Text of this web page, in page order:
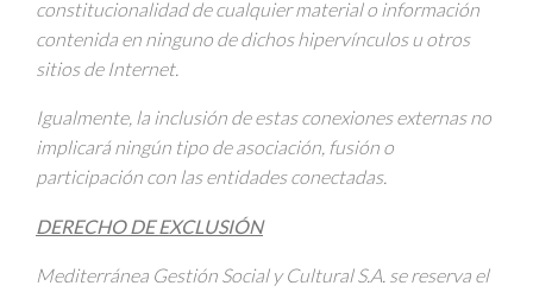
constitucionalidad de cualquier material o información
contenida en ninguno de dichos hipervínculos u otros
sitios de Internet.
Igualmente, la inclusión de estas conexiones externas no
implicará ningún tipo de asociación, fusión o
participación con las entidades conectadas.
DERECHO DE EXCLUSIÓN
Mediterránea Gestión Social y Cultural S.A. se reserva el